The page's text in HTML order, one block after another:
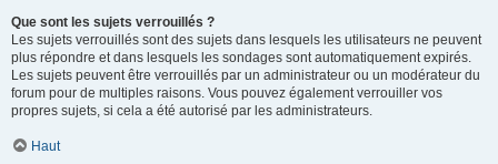
Que sont les sujets verrouillés ?
Les sujets verrouillés sont des sujets dans lesquels les utilisateurs ne peuvent
plus répondre et dans lesquels les sondages sont automatiquement expirés.
Les sujets peuvent être verrouillés par un administrateur ou un modérateur du
forum pour de multiples raisons. Vous pouvez également verrouiller vos
propres sujets, si cela a été autorisé par les administrateurs.
Haut